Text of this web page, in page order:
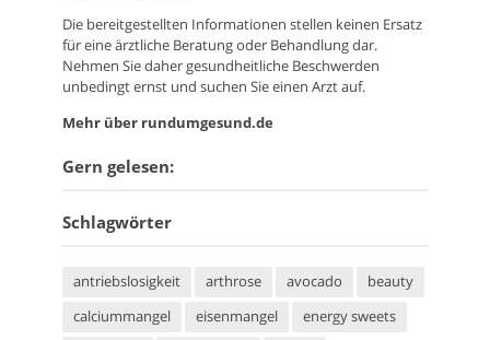
Die bereitgestellten Informationen stellen keinen Ersatz
für eine ärztliche Beratung oder Behandlung dar.
Nehmen Sie daher gesundheitliche Beschwerden
unbedingt ernst und suchen Sie einen Arzt auf.
Mehr über rundumgesund.de
Gern gelesen:
Schlagwörter
antriebslosigkeit arthrose avocado
beauty
calciummangel
eisenmangel
energy sweets